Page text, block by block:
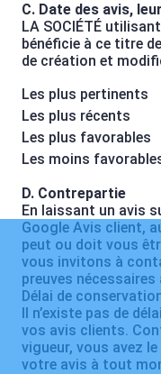
C. Date des avis,
LA SOCIÉTÉ
bénéficie à ce titre
de création et
Les plus pertinents
Les plus récents
Les plus favorables
Les moins
D. Contrepartie
En laissant un avis
Google Avis client,
peut ou doit vous
vous invitons à
preuves
Délai de
Il n’existe pas de
vos avis clients.
vigueur, vous avez
votre avis à tout